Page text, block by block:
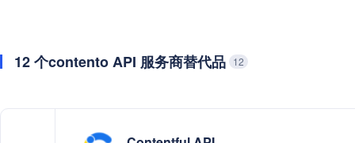
12 个contento API 服务商替代品 12